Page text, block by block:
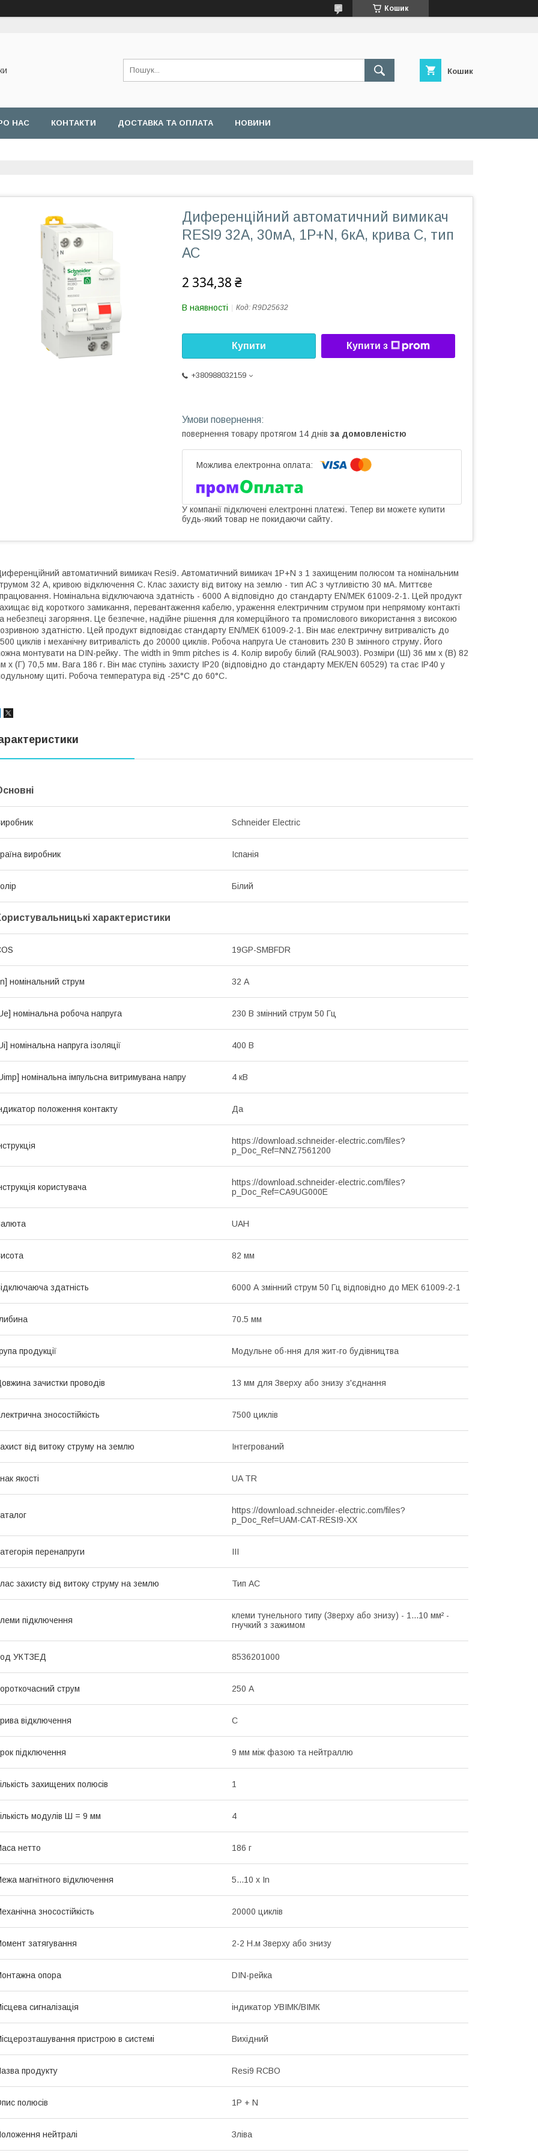
Кошик
Кошик
НАС КОНТАКТИ ДОСТАВКА ТА ОПЛАТА НОВИНИ
Диференційний автоматичний вимикач
RESI9 32А, 30мA, 1P+N, 6кA, крива С, тип
АС
2 334,38 ₴
В наявності Код: R9D25632
Купити Купити з
+380988032159
повернення товару протягом 14 днів за домовленістю
У компанії підключені електронні платежі. Тепер ви можете купити
будь-який товар не покидаючи сайту.
автоматичний вимикач Resi9. Автоматичний вимикач 1P+N з 1 захищеним полюсом та номінальним
32 A, кривою відключення C. Клас захисту від витоку на землю - тип АС з чутливістю 30 мА. Миттєве
Номінальна відключаюча здатність - 6000 А відповідно до стандарту EN/МЕК 61009-2-1. Цей продукт
від короткого замикання, перевантаження кабелю, ураження електричним струмом при непрямому контакті
небезпеці загоряння. Це безпечне, надійне рішення для комерційного та промислового використання з високою
здатністю. Цей продукт відповідає стандарту EN/МЕК 61009-2-1. Він має електричну витривалість до
циклів і механічну витривалість до 20000 циклів. Робоча напруга Ue становить 230 В змінного струму. Його
монтувати на DIN-рейку. The width in 9mm pitches is 4. Колір виробу білий (RAL9003). Розміри (Ш) 36 мм х (В) 82
х (Г) 70,5 мм. Вага 186 г. Він має ступінь захисту IP20 (відповідно до стандарту МЕК/EN 60529) та стає IP40 у
щиті. Робоча температура від -25°C до 60°C.
Schneider Electric
виробник Іспанія
Білий
характеристики
19GP-SMBFDR
номінальний струм 32 А
номінальна робоча напруга 230 В змінний струм 50 Гц
номінальна напруга ізоляції 400 В
номінальна імпульсна витримувана напру 4 кВ
положення контакту Да
https://download.schneider-electric.com/files?
p_Doc_Ref=NNZ7561200
користувача
https://download.schneider-electric.com/files?
p_Doc_Ref=CA9UG000E
UAH
82 мм
здатність 6000 А змінний струм 50 Гц відповідно до МЕК 61009-2-1
70.5 мм
продукції Модульне об-ння для жит-го будівництва
зачистки проводів 13 мм для Зверху або знизу з'єднання
зносостійкість 7500 циклів
від витоку струму на землю Інтегрований
якості UA TR
https://download.schneider-electric.com/files?
p_Doc_Ref=UAM-CAT-RESI9-XX
перенапруги ІІІ
захисту від витоку струму на землю Тип АС
підключення
клеми тунельного типу (Зверху або знизу) - 1...10 мм² -
гнучкий з зажимом
УКТЗЕД 8536201000
струм 250 А
відключення C
підключення 9 мм між фазою та нейтраллю
захищених полюсів 1
модулів Ш = 9 мм 4
нетто 186 г
магнітного відключення 5...10 x In
зносостійкість 20000 циклів
затягування 2-2 Н.м Зверху або знизу
опора DIN-рейка
сигналізація iндикатор УВІМК/ВІМК
пристрою в системі Вихідний
продукту Resi9 RCBO
полюсів 1P + N
нейтралі Зліва